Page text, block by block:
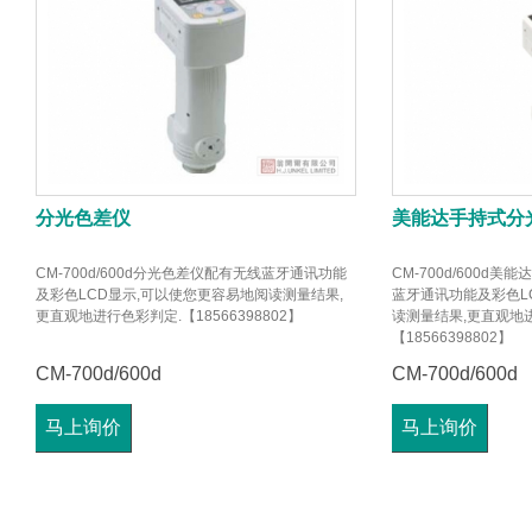
分光色差仪
CM-700d/600d分光色差仪配有无线蓝牙通讯功能
及彩色LCD显示,可以使您更容易地阅读测量结果,
更直观地进行色彩判定.【18566398802】
CM-700d/600d
马上询价
美能达手持式分
CM-700d/600d美能
蓝牙通讯功能及彩色
读测量结果,更直观地
【18566398802】
CM-700d/600d
马上询价